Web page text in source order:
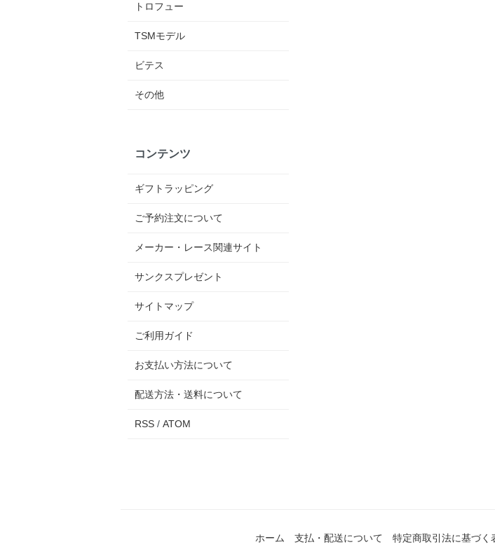
トロフュー
TSMモデル
ビテス
その他
コンテンツ
ギフトラッピング
ご予約注文について
メーカー・レース関連サイト
サンクスプレゼント
サイトマップ
ご利用ガイド
お支払い方法について
配送方法・送料について
RSS / ATOM
ホーム 支払・配送について 特定商取引法に基づく